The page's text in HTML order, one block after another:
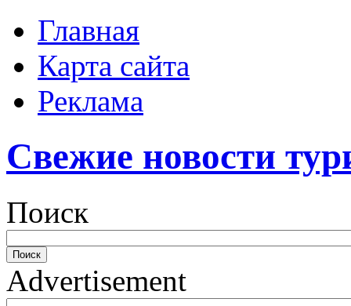
Главная
Карта сайта
Реклама
Свежие новости
Поиск
Advertisement